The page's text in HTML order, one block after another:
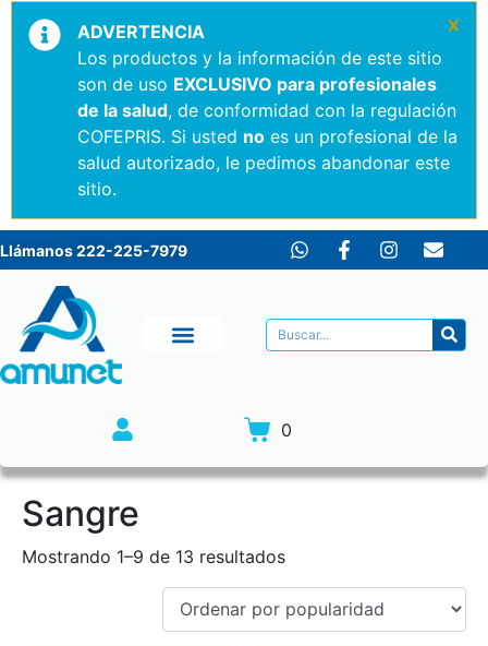
ADVERTENCIA
Los productos y la información de este sitio
son de uso EXCLUSIVO para profesionales
de la salud, de conformidad con la regulación
COFEPRIS. Si usted no es un profesional de la
salud autorizado, le pedimos abandonar este
sitio.
×
Llámanos 222-225-7979
0
Sangre
Mostrando 1–9 de 13 resultados